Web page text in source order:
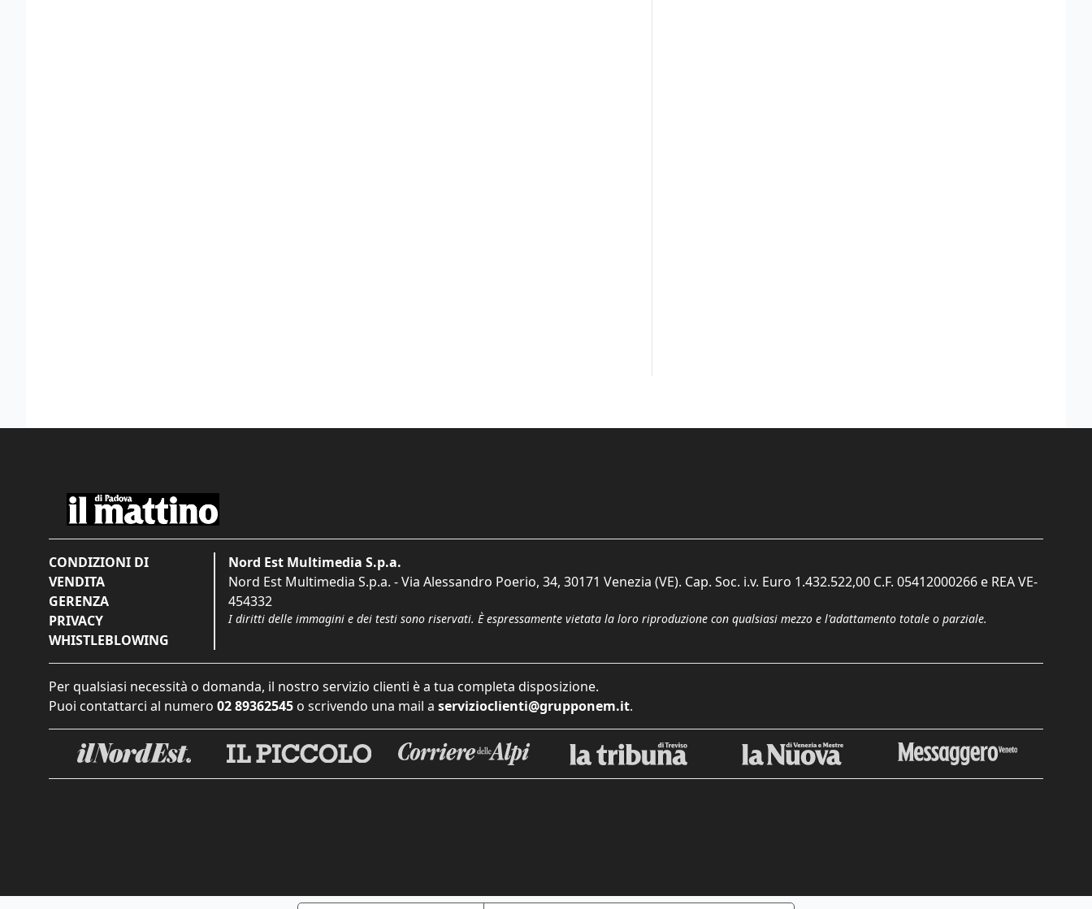
CONDIZIONI DI
VENDITA
GERENZA
PRIVACY
WHISTLEBLOWING
Nord Est Multimedia S.p.a.
Nord Est Multimedia S.p.a. - Via Alessandro Poerio, 34, 30171 Venezia (VE). Cap. Soc. i.v. Euro 1.432.522,00 C.F. 05412000266 e REA VE-
454332
I diritti delle immagini e dei testi sono riservati. È espressamente vietata la loro riproduzione con qualsiasi mezzo e l'adattamento totale o parziale.
Per qualsiasi necessità o domanda, il nostro servizio clienti è a tua completa disposizione.
Puoi contattarci al numero 02 89362545 o scrivendo una mail a servizioclienti@grupponem.it.